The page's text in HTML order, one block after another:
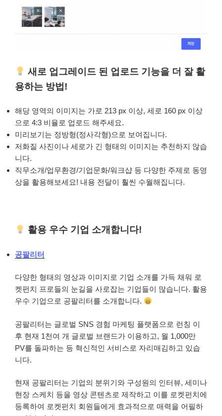
새로 업그레이드 된 업로드 기능을 더 잘 활
용하는 방법!
해당 영역의 이미지는 가로 213 px 이상, 세로 160 px 이상
으로 4:3 비율로 업로드 해주세요.
미리보기는 정방형(정사각형)으로 보여집니다.
저화질 사진이나 세로가 긴 형태의 이미지는 추천하지 않습
니다.
직무소개/업무환경/기업문화/워크샵 등 다양한 주제로 동영
상을 활용해보세요! 내용 전달이 훨씬 수월해집니다.
활용 우수 기업 소개합니다!
공팔리터
다양한 형태의 영상과 이미지로 기업 소개를 가득 채워 로
켓펀치 프로들의 눈길을 사로잡는 기업들이 많습니다. 활용
우수 기업으로 공팔리터를 소개합니다.
공팔리터는 글로벌 SNS 경험 마케팅 플랫폼으로 런칭 이
후 현재 1천여 개 글로벌 브랜드가 이용하고, 월 1,000만
PV를 돌파하는 등 혁신적인 서비스로 자리매김하고 있습
니다.
현재 공팔리터는 기업의 분위기와 구성원의 인터뷰, 세미나
현장 스케치 등을 영상 콘텐츠로 제작하고 이를 로켓펀치에
등록하여 로켓펀치 회원들에게 효과적으로 매력을 어필하